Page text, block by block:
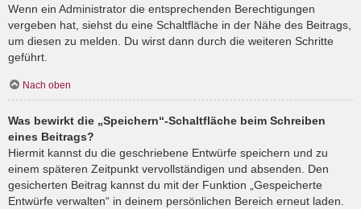
Wenn ein Administrator die entsprechenden Berechtigungen
vergeben hat, siehst du eine Schaltfläche in der Nähe des Beitrags,
um diesen zu melden. Du wirst dann durch die weiteren Schritte
geführt.
Nach oben
Was bewirkt die „Speichern“-Schaltfläche beim Schreiben
eines Beitrags?
Hiermit kannst du die geschriebene Entwürfe speichern und zu
einem späteren Zeitpunkt vervollständigen und absenden. Den
gesicherten Beitrag kannst du mit der Funktion „Gespeicherte
Entwürfe verwalten“ in deinem persönlichen Bereich erneut laden.